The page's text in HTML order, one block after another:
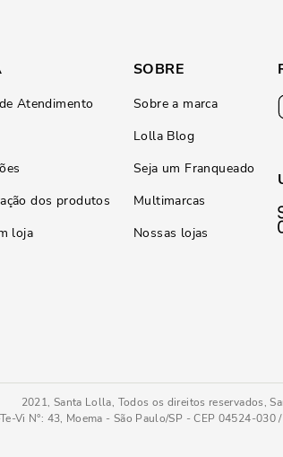
Atendimento
dos produtos
loja
SOBRE
Sobre a marca
Lolla Blog
Seja um Franqueado
Multimarcas
Nossas lojas
2021, Santa Lolla, Todos os direitos reservados,
Vi N°: 43, Moema - São Paulo/SP - CEP 04524-030